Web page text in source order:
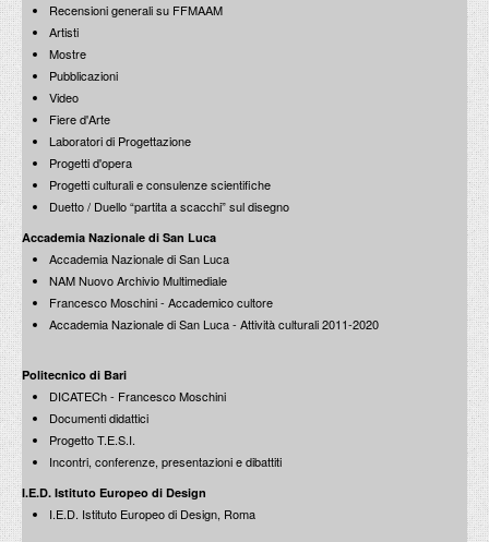
Francesco Moschini: incontro con Gianni Leone
11 marzo 1999
Francesco Moschini: incontro con Marilena Bonomo
Le bianche pareti della galleria
4 marzo 1999
Francesco Moschini: incontro con Beppe Gernone
Sogno & son desto
Francesco Moschini: incontro con Antonio e Roberto
Tartaglione
1 aprile 1998
Francesco Moschini: incontro con Francesco Orofino e
Federico Bilò
1 aprile 1998
Francesco Moschini: incontro con Efisio Pitzalis
19 marzo 1998
Recensioni generali su FFMAAM
Artisti
Mostre
Pubblicazioni
Video
Fiere d'Arte
Laboratori di Progettazione
Progetti d'opera
Progetti culturali e consulenze scientifiche
Duetto / Duello “partita a scacchi” sul disegno
Accademia Nazionale di San Luca
Accademia Nazionale di San Luca
NAM Nuovo Archivio Multimediale
Francesco Moschini - Accademico cultore
Accademia Nazionale di San Luca - Attività culturali 2011-2020
Politecnico di Bari
DICATECh - Francesco Moschini
Documenti didattici
Progetto T.E.S.I.
Incontri, conferenze, presentazioni e dibattiti
I.E.D. Istituto Europeo di Design
I.E.D. Istituto Europeo di Design, Roma